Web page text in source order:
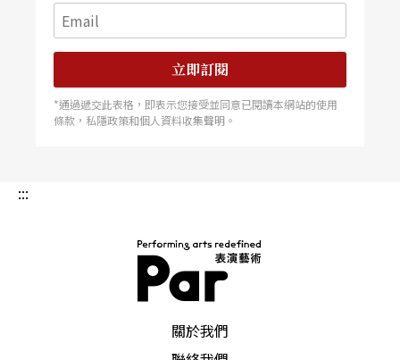
立即訂閱
*通過遞交此表格，即表示您接受並同意已閱讀本網站的使用
條款，私隱政策和個人資料收集聲明。
:::
關於我們